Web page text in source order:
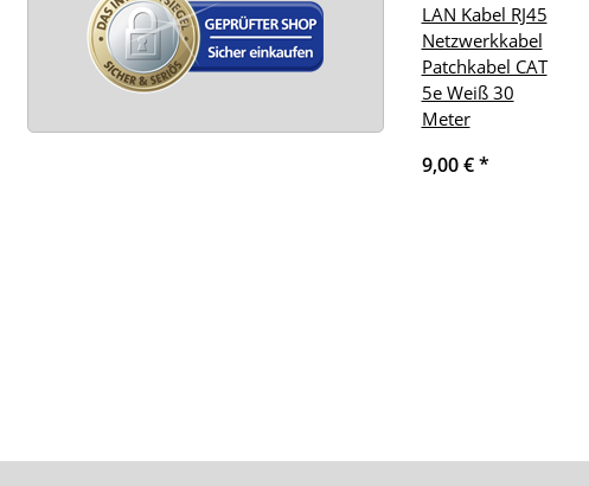
LAN Kabel RJ45
Netzwerkkabel
Patchkabel CAT
5e Weiß 30
Meter
9,00 €*